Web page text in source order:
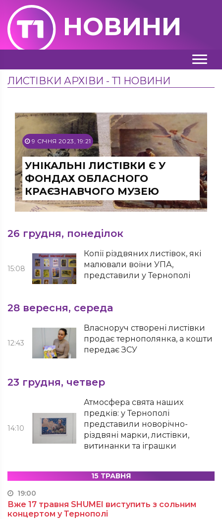
НОВИНИ
ЛИСТІВКИ АРХІВИ - Т1 НОВИНИ
9 СІЧНЯ 2023, 19:21
УНІКАЛЬНІ ЛИСТІВКИ Є У
ФОНДАХ ОБЛАСНОГО
КРАЄЗНАВЧОГО МУЗЕЮ
26 грудня, понеділок
15:08
Копії різдвяних листівок, які
малювали воїни УПА,
представили у Тернополі
28 вересня, середа
12:43
Власноруч створені листівки
продає тернополянка, а кошти
передає ЗСУ
23 грудня, четвер
14:10
Атмосфера свята наших
предків: у Тернополі
представили новорічно-
різдвяні марки, листівки,
витинанки та іграшки
15 ТРАВНЯ
19:00
Вже 17 травня SHUMEI виступить з сольним
концертом у Тернополі